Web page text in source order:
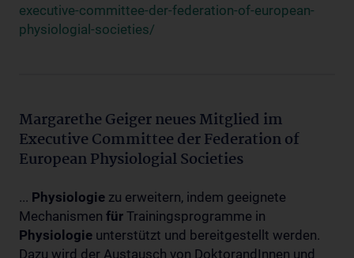
executive-committee-der-federation-of-european-
physiologial-societies/
Margarethe Geiger neues Mitglied im
Executive Committee der Federation of
European Physiologial Societies
... Physiologie zu erweitern, indem geeignete
Mechanismen für Trainingsprogramme in
Physiologie unterstützt und bereitgestellt werden.
Dazu wird der Austausch von DoktorandInnen und